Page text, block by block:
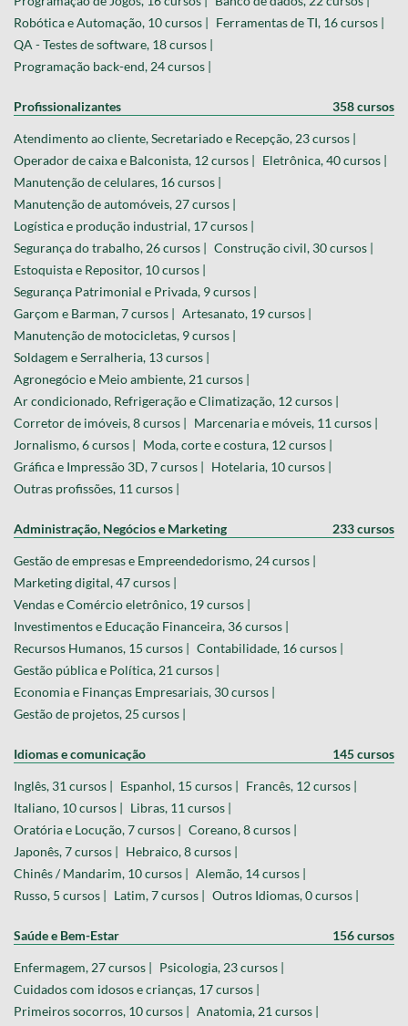
Robótica e Automação, 10 cursos | Ferramentas de TI, 16 cursos |
QA - Testes de software, 18 cursos |
Programação back-end, 24 cursos |
Profissionalizantes 358 cursos
Atendimento ao cliente, Secretariado e Recepção, 23 cursos |
Operador de caixa e Balconista, 12 cursos | Eletrônica, 40 cursos |
Manutenção de celulares, 16 cursos |
Manutenção de automóveis, 27 cursos |
Logística e produção industrial, 17 cursos |
Segurança do trabalho, 26 cursos | Construção civil, 30 cursos |
Estoquista e Repositor, 10 cursos |
Segurança Patrimonial e Privada, 9 cursos |
Garçom e Barman, 7 cursos | Artesanato, 19 cursos |
Manutenção de motocicletas, 9 cursos |
Soldagem e Serralheria, 13 cursos |
Agronegócio e Meio ambiente, 21 cursos |
Ar condicionado, Refrigeração e Climatização, 12 cursos |
Corretor de imóveis, 8 cursos | Marcenaria e móveis, 11 cursos |
Jornalismo, 6 cursos | Moda, corte e costura, 12 cursos |
Gráfica e Impressão 3D, 7 cursos | Hotelaria, 10 cursos |
Outras profissões, 11 cursos |
Administração, Negócios e Marketing 233 cursos
Gestão de empresas e Empreendedorismo, 24 cursos |
Marketing digital, 47 cursos |
Vendas e Comércio eletrônico, 19 cursos |
Investimentos e Educação Financeira, 36 cursos |
Recursos Humanos, 15 cursos | Contabilidade, 16 cursos |
Gestão pública e Política, 21 cursos |
Economia e Finanças Empresariais, 30 cursos |
Gestão de projetos, 25 cursos |
Idiomas e comunicação 145 cursos
Inglês, 31 cursos | Espanhol, 15 cursos | Francês, 12 cursos |
Italiano, 10 cursos | Libras, 11 cursos |
Oratória e Locução, 7 cursos | Coreano, 8 cursos |
Japonês, 7 cursos | Hebraico, 8 cursos |
Chinês / Mandarim, 10 cursos | Alemão, 14 cursos |
Russo, 5 cursos | Latim, 7 cursos | Outros Idiomas, 0 cursos |
Saúde e Bem-Estar 156 cursos
Enfermagem, 27 cursos | Psicologia, 23 cursos |
Cuidados com idosos e crianças, 17 cursos |
Primeiros socorros, 10 cursos | Anatomia, 21 cursos |